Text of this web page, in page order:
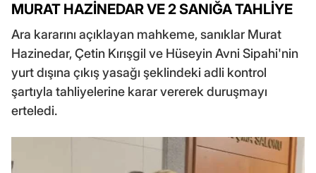
MURAT HAZİNEDAR VE 2 SANIĞA TAHLİYE
Ara kararını açıklayan mahkeme, sanıklar Murat
Hazinedar, Çetin Kırışgil ve Hüseyin Avni Sipahi'nin
yurt dışına çıkış yasağı şeklindeki adli kontrol
şartıyla tahliyelerine karar vererek duruşmayı
erteledi.